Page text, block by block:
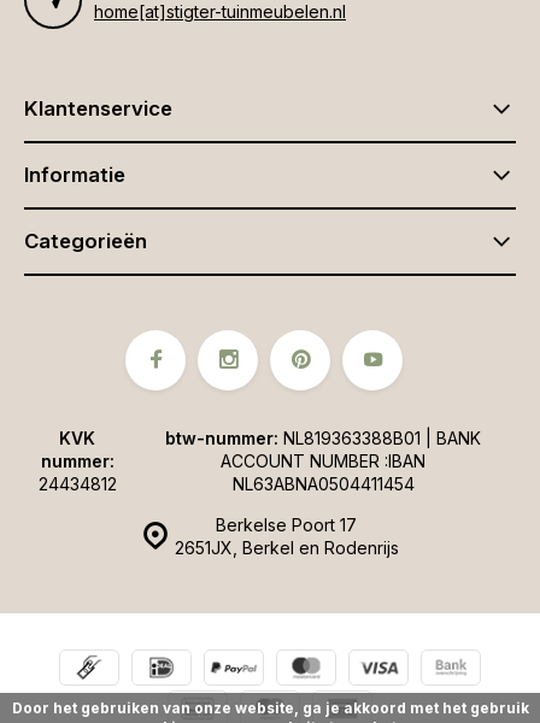
home[at]stigter-tuinmeubelen.nl
Klantenservice
Informatie
Categorieën
Berkelse Poort 17
2651JX, Berkel en Rodenrijs
KVK
nummer:
24434812
btw-nummer: NL819363388B01 | BANK
ACCOUNT NUMBER :IBAN
NL63ABNA0504411454
Door het gebruiken van onze website, ga je akkoord met het gebruik